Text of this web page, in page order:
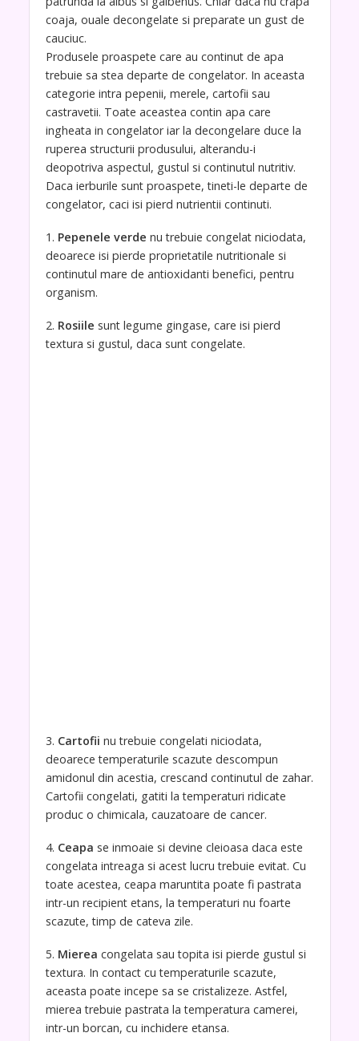
coaja, ouale decongelate si preparate un gust de
cauciuc.
Produsele proaspete care au continut de apa
trebuie sa stea departe de congelator. In aceasta
categorie intra pepenii, merele, cartofii sau
castravetii. Toate aceastea contin apa care
ingheata in congelator iar la decongelare duce la
ruperea structurii produsului, alterandu-i
deopotriva aspectul, gustul si continutul nutritiv.
Daca ierburile sunt proaspete, tineti-le departe de
congelator, caci isi pierd nutrientii continuti.
1. Pepenele verde nu trebuie congelat niciodata,
deoarece isi pierde proprietatile nutritionale si
continutul mare de antioxidanti benefici, pentru
organism.
2. Rosiile sunt legume gingase, care isi pierd
textura si gustul, daca sunt congelate.
3. Cartofii nu trebuie congelati niciodata,
deoarece temperaturile scazute descompun
amidonul din acestia, crescand continutul de zahar.
Cartofii congelati, gatiti la temperaturi ridicate
produc o chimicala, cauzatoare de cancer.
4. Ceapa se inmoaie si devine cleioasa daca este
congelata intreaga si acest lucru trebuie evitat. Cu
toate acestea, ceapa maruntita poate fi pastrata
intr-un recipient etans, la temperaturi nu foarte
scazute, timp de cateva zile.
5. Mierea congelata sau topita isi pierde gustul si
textura. In contact cu temperaturile scazute,
aceasta poate incepe sa se cristalizeze. Astfel,
mierea trebuie pastrata la temperatura camerei,
intr-un borcan, cu inchidere etansa.